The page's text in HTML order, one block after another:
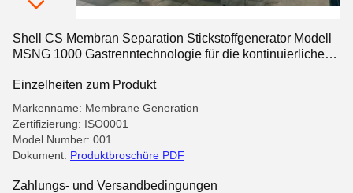
Shell CS Membran Separation Stickstoffgenerator Modell
MSNG 1000 Gastrenntechnologie für die kontinuierliche
Einzelheiten zum Produkt
Markenname: Membrane Generation
Zertifizierung: ISO0001
Model Number: 001
Dokument: Produktbroschüre PDF
Zahlungs- und Versandbedingungen